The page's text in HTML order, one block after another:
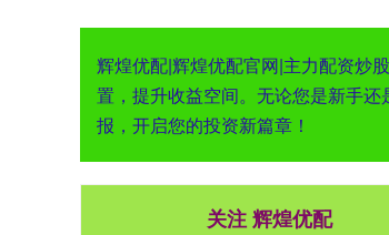
辉煌优配|辉煌优配官网|主力配资炒
置，提升收益空间。无论您是新手
报，开启您的投资新篇章！
关注 辉煌优配